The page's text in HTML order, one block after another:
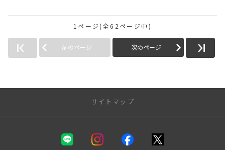
1ページ(全62ページ中)
前のページ 次のページ
サイトマップ